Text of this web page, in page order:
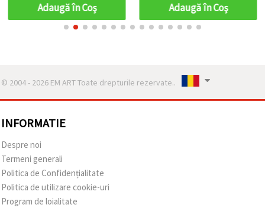
Adaugă în Coş Adaugă în Coş
© 2004 - 2026 EM ART Toate drepturile rezervate..
INFORMATIE
Despre noi
Termeni generali
Politica de Confidențialitate
Politica de utilizare cookie-uri
Program de loialitate